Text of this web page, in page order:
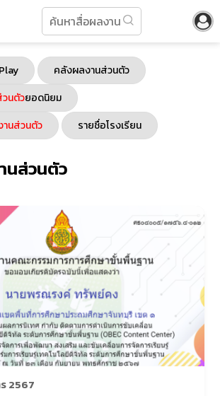
คลังผลงานส่วนตัว
นตัวยอดนิยม
านส่วนตัว รายชื่อโรงเรียน
นส่วนตัว
2567